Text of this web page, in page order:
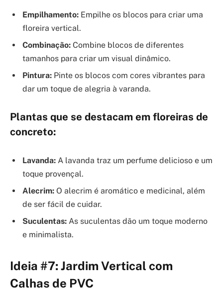
Empilhamento: Empilhe os blocos para criar uma
floreira vertical.
Combinação: Combine blocos de diferentes
tamanhos para criar um visual dinâmico.
Pintura: Pinte os blocos com cores vibrantes para
dar um toque de alegria à varanda.
Plantas que se destacam em floreiras de
concreto:
Lavanda: A lavanda traz um perfume delicioso e um
toque provençal.
Alecrim: O alecrim é aromático e medicinal, além
de ser fácil de cuidar.
Suculentas: As suculentas dão um toque moderno
e minimalista.
Ideia #7: Jardim Vertical com
Calhas de PVC